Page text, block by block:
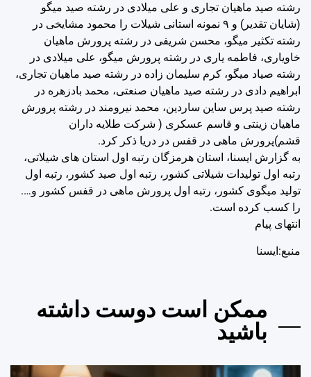
رشته صید ماهیان تجاری و علی میلادی در رشته صید میگو
(شایان تقدیر) و ۹ نمونه استانی شیلات را محمود مشایخی در
رشته تکثیر میگو، محسن شریفی در رشته پرورش ماهیان
خاویاری، فاطمه یاری در رشته پرورش میگو، علی میلادی در
رشته صیاد میگو، کرم سلیمان زاده در رشته صید ماهیان تجاری،
ابراهیم دادی در رشته صید ماهیان صنعتی، محمد بادزهره در
رشته صید پرس ساین ساردین، محمد نیرومند در رشته پرورش
ماهیان زینتی و قاسم عسکری ( شرکت طلایه داران
قشم)پرورش ماهی در قفس در دریا ذکر کرد.
به گزارش ایسنا، استان هرمزگان رتبه اول استان های شیلاتی،
رتبه اول تولیدات شیلاتی کشور، رتبه اول صید کشور، رتبه اول
تولید میگوی کشور، رتبه اول پرورش ماهی در قفس کشور و….
را کسب کرده است.
انتهای پیام
منبع:ایسنا
ممکن است دوست داشته
باشید